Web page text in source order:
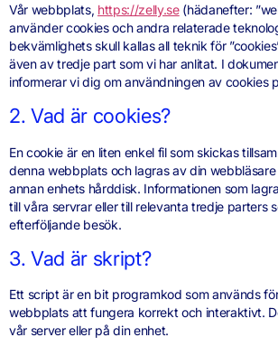
Vår webbplats, https://zelly.se(hädanefter:
använder cookies och andra relaterade
bekvämlighets skull kallas all teknik för
även av tredje part som vi har anlitat. I
informerar vi dig om användningen av cookies
2. Vad är cookies?
En cookie är en liten enkel fil som skickas
denna webbplats och lagras av din
annan enhets hårddisk. Informationen som
till våra servrar eller till relevanta tredje parters
efterföljande besök.
3. Vad är skript?
Ett script är en bit programkod som används
webbplats att fungera korrekt och interaktivt.
vår server eller på din enhet.